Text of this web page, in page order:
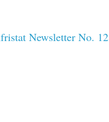
Newsletter No. 12